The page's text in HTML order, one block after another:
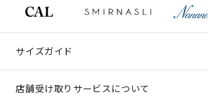
サイズガイド
店舗受け取りサービスについて